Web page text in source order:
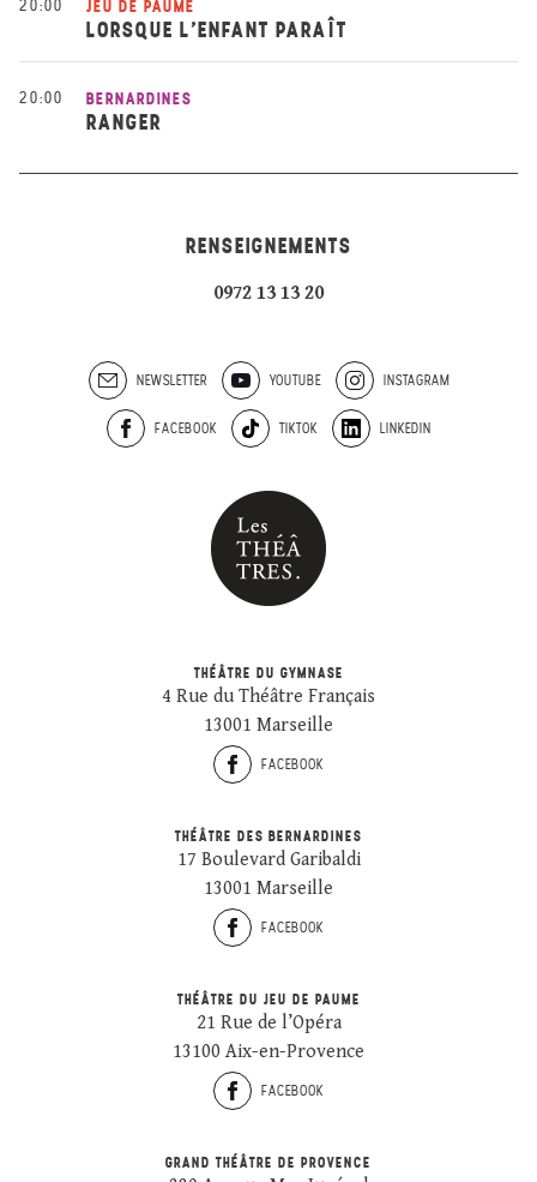
20:00 JEU DE PAUME
LORSQUE L’ENFANT PARAÎT
20:00 BERNARDINES
RANGER
RENSEIGNEMENTS
0972 13 13 20
NEWSLETTER YOUTUBE INSTAGRAM
FACEBOOK TIKTOK LINKEDIN
THÉÂTRE DU GYMNASE
4 Rue du Théâtre Français
13001 Marseille
FACEBOOK
THÉÂTRE DES BERNARDINES
17 Boulevard Garibaldi
13001 Marseille
FACEBOOK
THÉÂTRE DU JEU DE PAUME
21 Rue de l’Opéra
13100 Aix-en-Provence
FACEBOOK
GRAND THÉÂTRE DE PROVENCE